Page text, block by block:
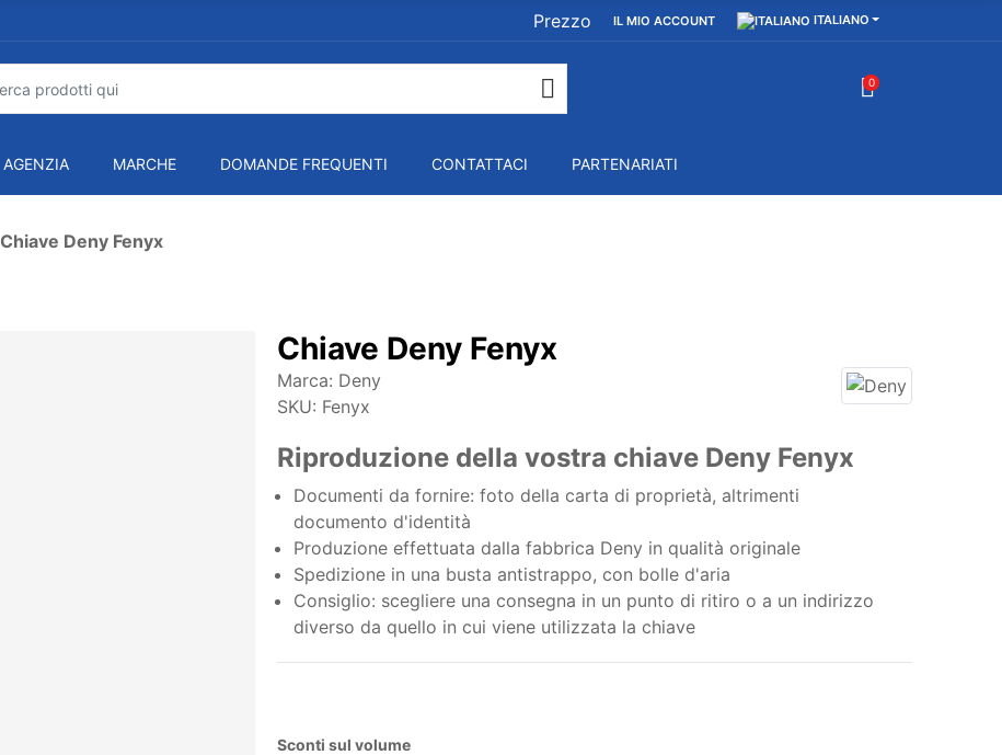
Prezzo IL MIO ACCOUNT ITALIANO
0
AGENZIA MARCHE DOMANDE FREQUENTI CONTATTACI PARTENARIATI
Chiave Deny Fenyx
Chiave Deny Fenyx
Marca: Deny
SKU: Fenyx
Riproduzione della vostra chiave Deny Fenyx
Documenti da fornire: foto della carta di proprietà, altrimenti
documento d'identità
Produzione effettuata dalla fabbrica Deny in qualità originale
Spedizione in una busta antistrappo, con bolle d'aria
Consiglio: scegliere una consegna in un punto di ritiro o a un indirizzo
diverso da quello in cui viene utilizzata la chiave
Sconti sul volume